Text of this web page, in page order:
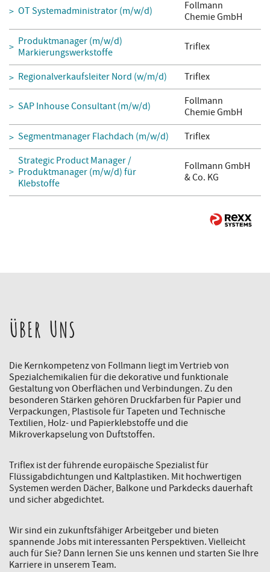
OT Systemadministrator (m/w/d)
Follmann
Chemie GmbH
Produktmanager (m/w/d)
Markierungswerkstoffe
Triflex
Regionalverkaufsleiter Nord (w/m/d) Triflex
SAP Inhouse Consultant (m/w/d)
Follmann
Chemie GmbH
Segmentmanager Flachdach (m/w/d)
Triflex
Strategic Product Manager /
Produktmanager (m/w/d) für
Klebstoffe
Follmann GmbH
& Co. KG
ÜBER UNS
Die Kernkompetenz von Follmann liegt im Vertrieb von
Spezialchemikalien für die dekorative und funktionale
Gestaltung von Oberflächen und Verbindungen. Zu den
besonderen Stärken gehören Druckfarben für Papier und
Verpackungen, Plastisole für Tapeten und Technische
Textilien, Holz- und Papierklebstoffe und die
Mikroverkapselung von Duftstoffen.
Triflex ist der führende europäische Spezialist für
Flüssigabdichtungen und Kaltplastiken. Mit hochwertigen
Systemen werden Dächer, Balkone und Parkdecks dauerhaft
und sicher abgedichtet.
Wir sind ein zukunftsfähiger Arbeitgeber und bieten
spannende Jobs mit interessanten Perspektiven. Vielleicht
auch für Sie? Dann lernen Sie uns kennen und starten Sie Ihre
Karriere in unserem Team.